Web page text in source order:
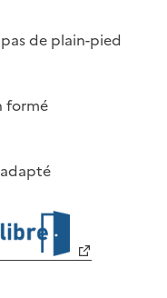
de plain-pied
formé